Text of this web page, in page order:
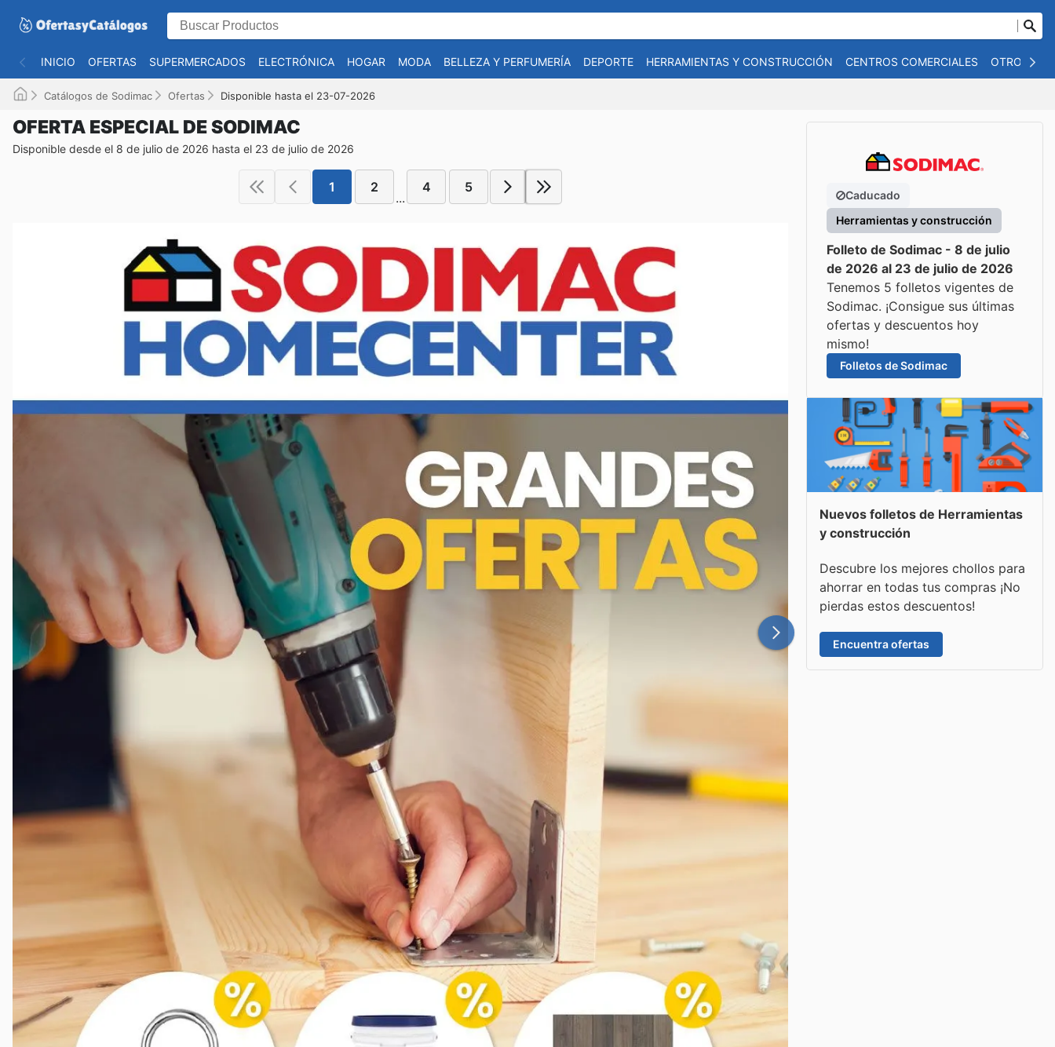
INICIO OFERTAS SUPERMERCADOS ELECTRÓNICA HOGAR MODA BELLEZA Y PERFUMERÍA DEPORTE HERRAMIENTAS Y CONSTRUCCIÓN CENTROS COMERCIALES OTROS
Catálogos de Sodimac Ofertas Disponible hasta el 23-07-2026
OFERTA ESPECIAL DE SODIMAC
Disponible desde el 8 de julio de 2026 hasta el 23 de julio de 2026
1 2
...
4 5
Caducado
Herramientas y construcción
Folleto de Sodimac - 8 de julio
de 2026 al 23 de julio de 2026
Tenemos 5 folletos vigentes de
Sodimac. ¡Consigue sus últimas
ofertas y descuentos hoy
mismo!
Folletos de Sodimac
Nuevos folletos de Herramientas
y construcción
Descubre los mejores chollos para
ahorrar en todas tus compras ¡No
pierdas estos descuentos!
Encuentra ofertas